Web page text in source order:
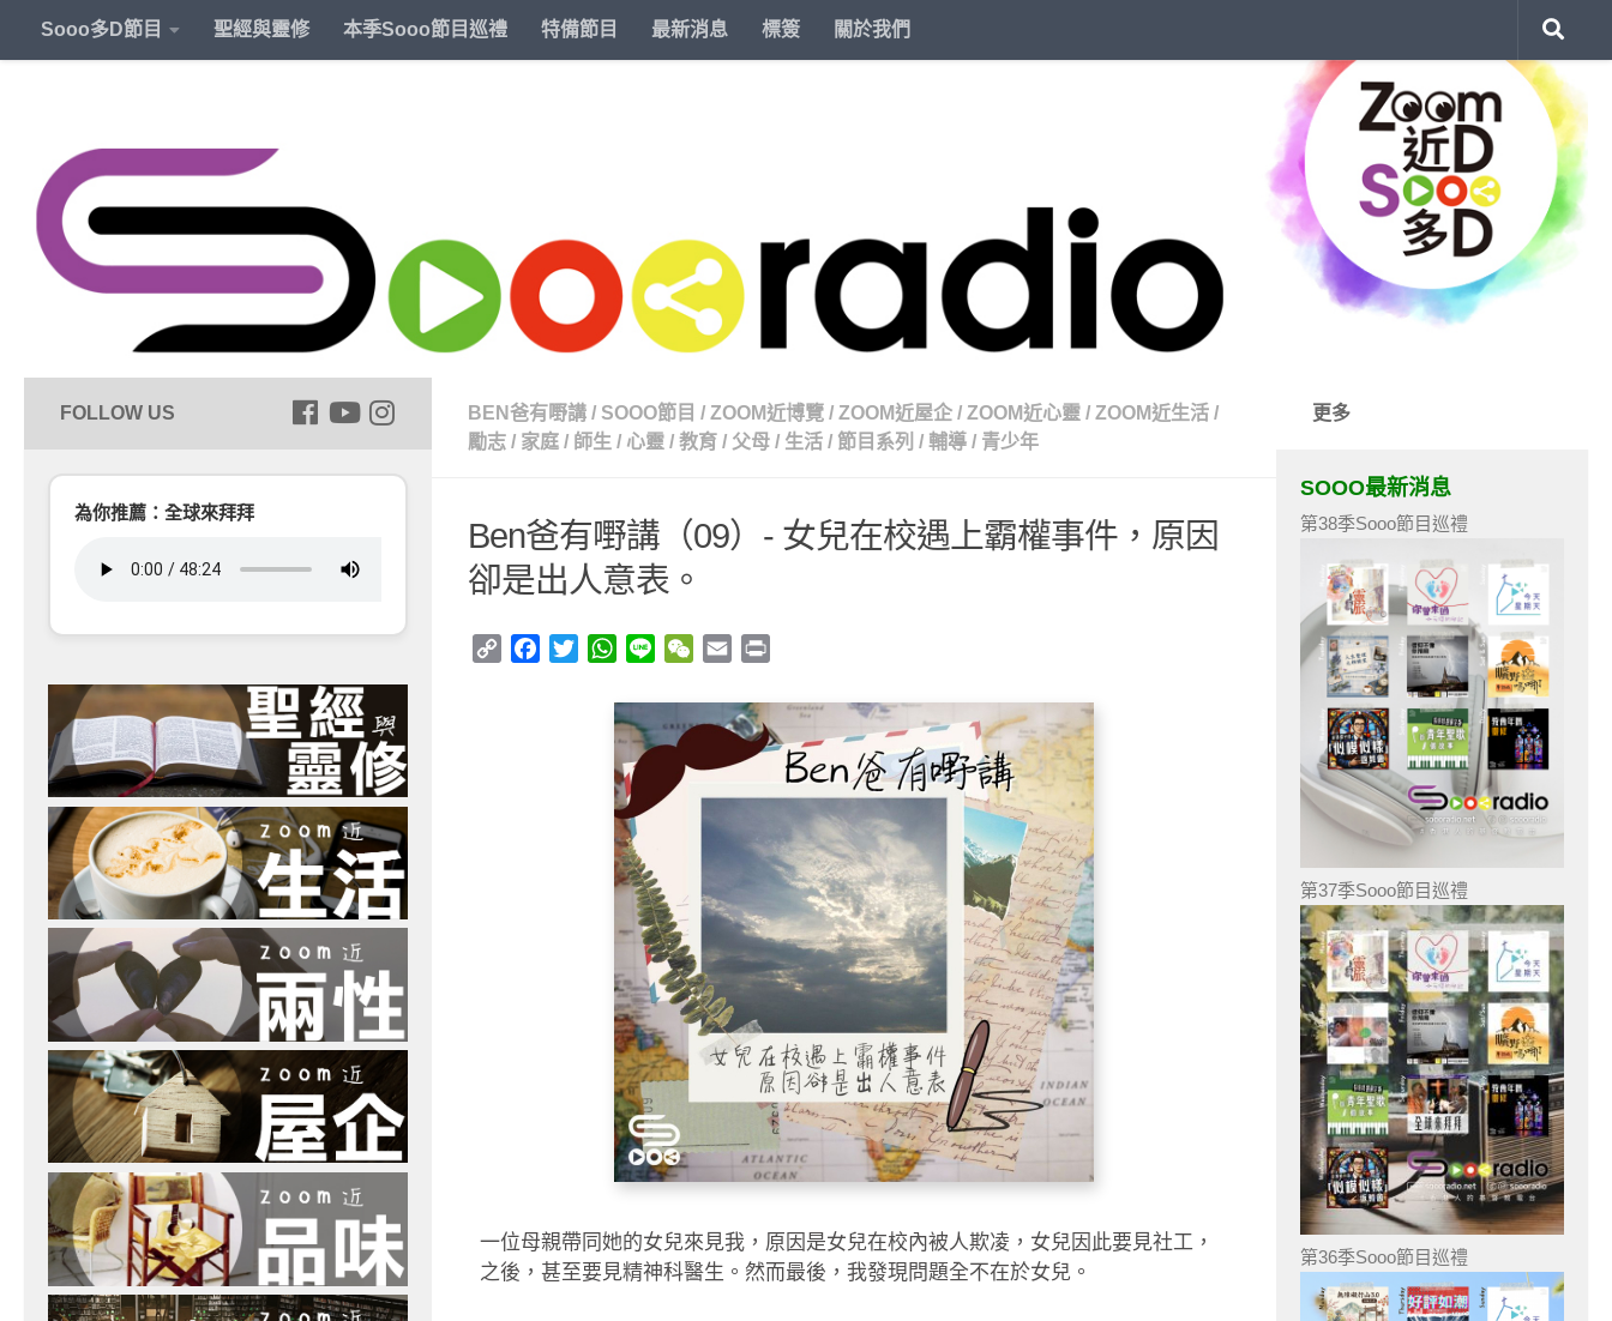
Sooo多D節目 聖經與靈修 本季Sooo節目巡禮 特備節目 最新消息 標簽 關於我們
BEN爸有嘢講 / SOOO節目 / ZOOM近博覽 / ZOOM近屋企 / ZOOM近心靈 / ZOOM近生活 /
勵志 / 家庭 / 師生 / 心靈 / 教育 / 父母 / 生活 / 節目系列 / 輔導 / 青少年
Ben爸有嘢講（09）- 女兒在校遇上霸權事件，原因
卻是出人意表。
Copy
Facebook
TwitterWhatsApp
Line WeChat
Email
一位母親帶同她的女兒來見我，原因是女兒在校內被人欺凌，女兒因此要見社工，
之後，甚至要見精神科醫生。然而最後，我發現問題全不在於女兒。
為你推薦：全球來拜拜
更多
SOOO最新消息
第38季Sooo節目巡禮
第37季Sooo節目巡禮
第36季Sooo節目巡禮